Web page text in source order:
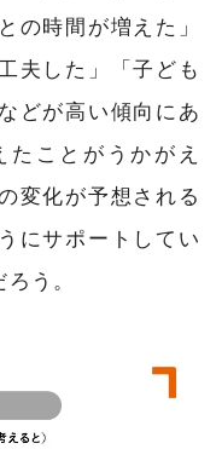
の時間が増えた」
夫した」「子ども
どが高い傾向にあ
ことがうかがえ
変化が予想される
にサポートしてい
う。